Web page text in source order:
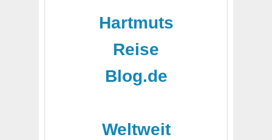
Hartmuts
Reise
Blog.de
Weltweit